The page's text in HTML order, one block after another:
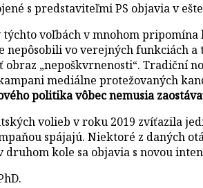
s predstaviteľmi PS objavia v
týchto voľbách v mnohom
nepôsobili vo verejných funkciách
obraz „nepoškvrnenosti“. Tradiční
mediálne protežovaných
politika vôbec nemusia
volieb v roku 2019 zvíťazila
spájajú. Niektoré z daných
druhom kole sa objavia s novou